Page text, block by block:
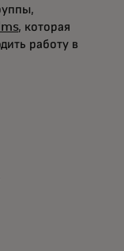
, которая
работу в